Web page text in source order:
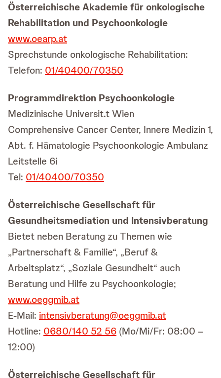
Österreichische Akademie für onkologische
Rehabilitation und Psychoonkologie
www.oearp.at
Sprechstunde onkologische Rehabilitation:
Telefon: 01/40400/70350
Programmdirektion Psychoonkologie
Medizinische Universit.t Wien
Comprehensive Cancer Center, Innere Medizin 1,
Abt. f. Hämatologie Psychoonkologie Ambulanz
Leitstelle 6i
Tel: 01/40400/70350
Österreichische Gesellschaft für
Gesundheitsmediation und Intensivberatung
Bietet neben Beratung zu Themen wie
„Partnerschaft & Familie“, „Beruf &
Arbeitsplatz“, „Soziale Gesundheit“ auch
Beratung und Hilfe zu Psychoonkologie;
www.oeggmib.at
E-Mail: intensivberatung@oeggmib.at
Hotline: 0680/140 52 56 (Mo/Mi/Fr: 08:00 –
12:00)
Österreichische Gesellschaft für